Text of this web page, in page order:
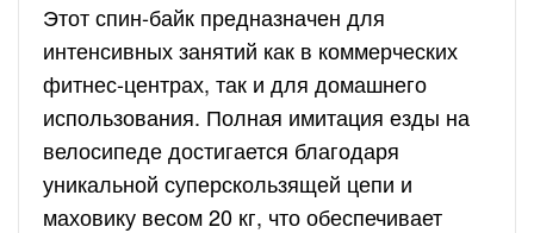
Этот спин-байк предназначен для
интенсивных занятий как в коммерческих
фитнес-центрах, так и для домашнего
использования. Полная имитация езды на
велосипеде достигается благодаря
уникальной суперскользящей цепи и
маховику весом 20 кг, что обеспечивает